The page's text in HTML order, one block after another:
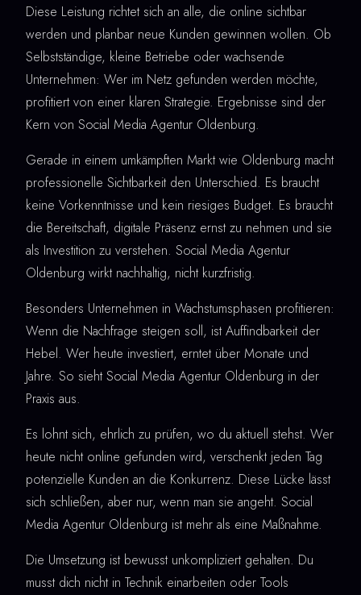
Diese Leistung richtet sich an alle, die online sichtbar
werden und planbar neue Kunden gewinnen wollen. Ob
Selbstständige, kleine Betriebe oder wachsende
Unternehmen: Wer im Netz gefunden werden möchte,
profitiert von einer klaren Strategie. Ergebnisse sind der
Kern von Social Media Agentur Oldenburg.
Gerade in einem umkämpften Markt wie Oldenburg macht
professionelle Sichtbarkeit den Unterschied. Es braucht
keine Vorkenntnisse und kein riesiges Budget. Es braucht
die Bereitschaft, digitale Präsenz ernst zu nehmen und sie
als Investition zu verstehen. Social Media Agentur
Oldenburg wirkt nachhaltig, nicht kurzfristig.
Besonders Unternehmen in Wachstumsphasen profitieren:
Wenn die Nachfrage steigen soll, ist Auffindbarkeit der
Hebel. Wer heute investiert, erntet über Monate und
Jahre. So sieht Social Media Agentur Oldenburg in der
Praxis aus.
Es lohnt sich, ehrlich zu prüfen, wo du aktuell stehst. Wer
heute nicht online gefunden wird, verschenkt jeden Tag
potenzielle Kunden an die Konkurrenz. Diese Lücke lässt
sich schließen, aber nur, wenn man sie angeht. Social
Media Agentur Oldenburg ist mehr als eine Maßnahme.
Die Umsetzung ist bewusst unkompliziert gehalten. Du
musst dich nicht in Technik einarbeiten oder Tools